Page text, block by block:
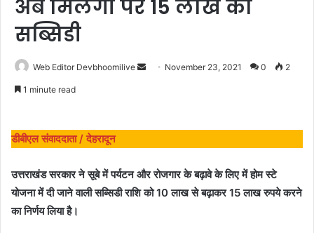
अब मिलेगी पर 15 लाख की
सब्सिडी
Web Editor Devbhoomilive
Send November 23, 2021 0 2
1 minute read
डीबीएल संवाददाता / देहरादून
उत्तराखंड सरकार ने सूबे में पर्यटन और रोजगार के बढ़ावे के लिए में होम स्टे
योजना में दी जाने वाली सब्सिडी राशि को 10 लाख से बढ़ाकर 15 लाख रुपये करने
का निर्णय लिया है।